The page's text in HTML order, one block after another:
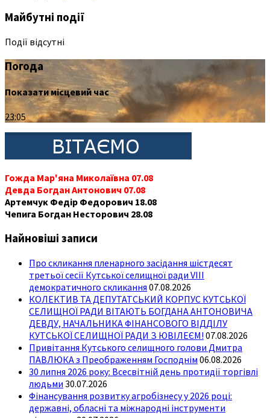
Майбутні події
Події відсутні
Погода
Показати місцевий час
23:05
Гожда Мар'яна Миколаївна 07.08
Девда Богдан Антонович 07.08
Артемчук Федір Федорович 18.08
Чепига Богдан Несторович 28.08
Найновіші записи
Про скликання пленарного засідання шістдесят
третьої сесії Кутської селищної ради VIII
демократичного скликання 07.08.2026
КОЛЕКТИВ ТА ДЕПУТАТСЬКИЙ КОРПУС КУТСЬКОЇ
СЕЛИЩНОЇ РАДИ ВІТАЮТЬ БОГДАНА АНТОНОВИЧА
ДЕВДУ, НАЧАЛЬНИКА ФІНАНСОВОГО ВІДДІЛУ
КУТСЬКОЇ СЕЛИЩНОЇ РАДИ З ЮВІЛЕЄМ! 07.08.2026
Привітання Кутського селищного голови Дмитра
ПАВЛЮКА з Преображенням Господнім 06.08.2026
30 липня 2026 року: Всесвітній день протидії торгівлі
людьми 30.07.2026
Фінансування розвитку агробізнесу у 2026 році:
державні, обласні та міжнародні інструменти